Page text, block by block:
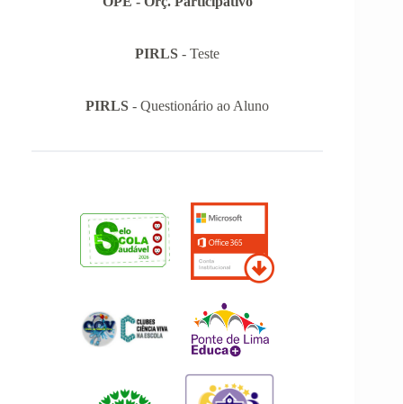
PIRLS - Teste
PIRLS - Questionário ao Aluno